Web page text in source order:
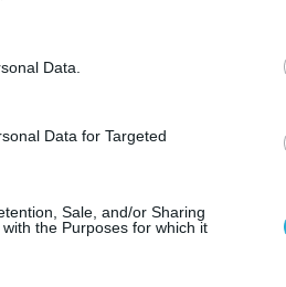
Data.
Data for Targeted
Sale, and/or Sharing
the Purposes for which it